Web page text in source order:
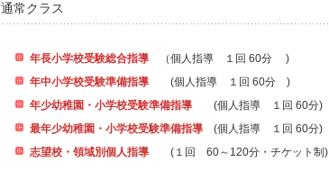
通常クラス
年長小学校受験総合指導
（個人指導 １回 60分 )
年中小学校受験準備指導 (個人指導 １回 60分 )
年少幼稚園・小学校受験準備指導 (個人指導 １回 60分)
最年少幼稚園・小学校受験準備指導 (個人指導 １回 60分)
志望校・領域別個人指導 (１回 60～120分・チケット制)